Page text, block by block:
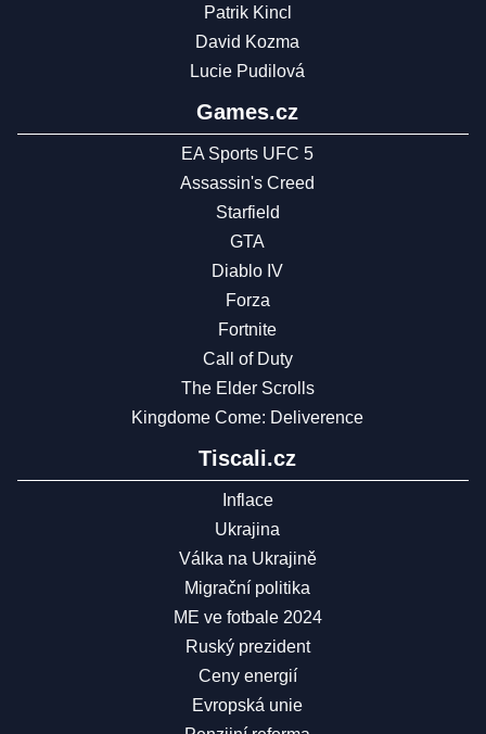
Patrik Kincl
David Kozma
Lucie Pudilová
Games.cz
EA Sports UFC 5
Assassin's Creed
Starfield
GTA
Diablo IV
Forza
Fortnite
Call of Duty
The Elder Scrolls
Kingdome Come: Deliverence
Tiscali.cz
Inflace
Ukrajina
Válka na Ukrajině
Migrační politika
ME ve fotbale 2024
Ruský prezident
Ceny energií
Evropská unie